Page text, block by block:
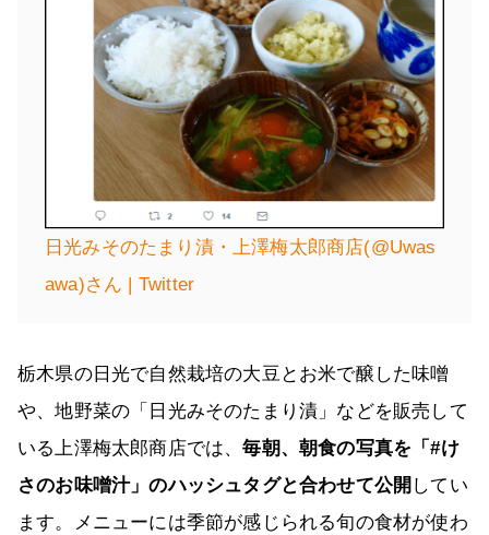
日光みそのたまり漬・上澤梅太郎商店(@Uwas
awa)さん | Twitter
栃木県の日光で自然栽培の大豆とお米で醸した味噌
や、地野菜の「日光みそのたまり漬」などを販売して
いる上澤梅太郎商店では、毎朝、朝食の写真を「#け
さのお味噌汁」のハッシュタグと合わせて公開 してい
ます。メニューには季節が感じられる旬の食材が使わ